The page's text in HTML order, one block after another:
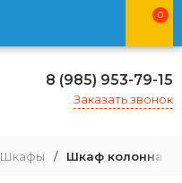
0
8 (985) 953-79-15
Заказать звонок
Шкафы / Шкаф колонна